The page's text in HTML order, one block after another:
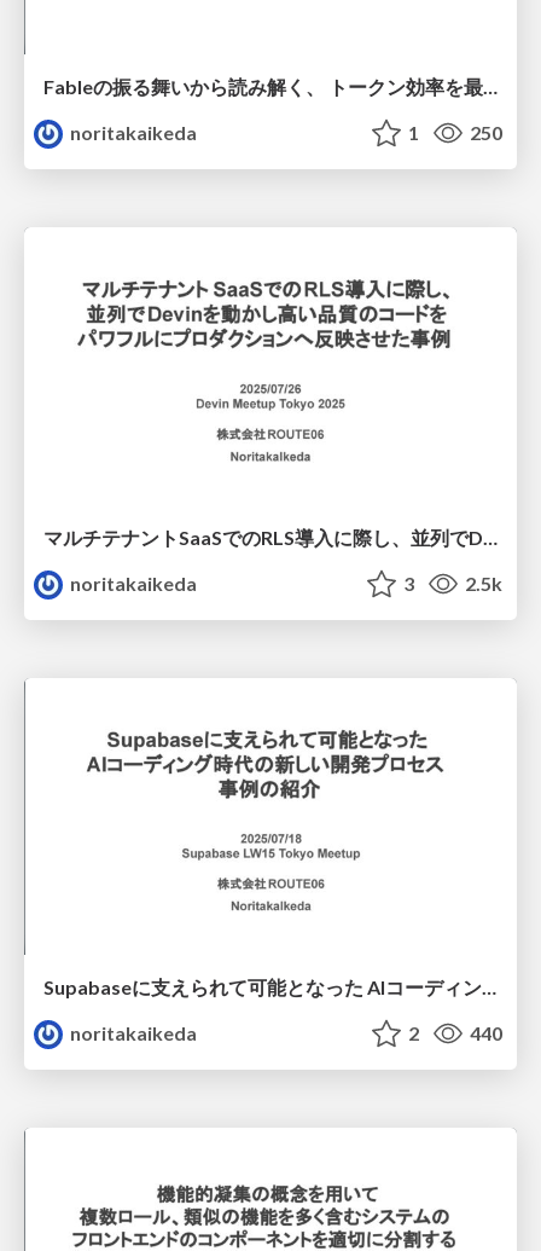
Fableの振る舞いから読み解く、 トークン効率を最大化しタスク完了まで走るサブエージェント活用術
noritakaikeda
1 250
noritakaikeda
3 2.5k
Supabaseに支えられて可能となった AIコーディング時代の新しい開発プロセス 事例の紹介
noritakaikeda
2 440